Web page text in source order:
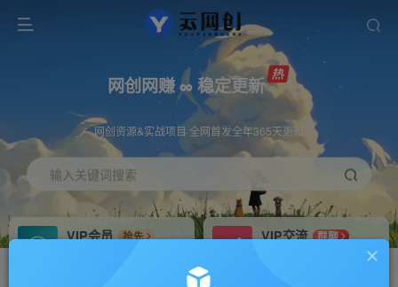
网创网赚 ∞ 稳定更新
网创资源&实战项目 全网首发全年365天更新
输入关键词搜索
VIP会员
抢先
VIP交流
群聊
研究探讨更多创业项目路子。